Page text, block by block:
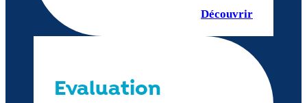
Découvrir
Evaluation